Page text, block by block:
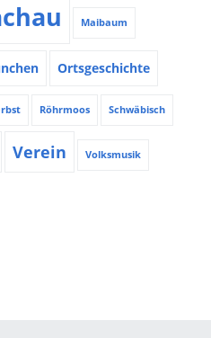
Maibaum
Ortsgeschichte
Röhrmoos Schwäbisch
Verein Volksmusik